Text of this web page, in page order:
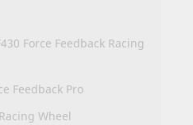
Force Feedback Racing
Feedback Pro
Wheel